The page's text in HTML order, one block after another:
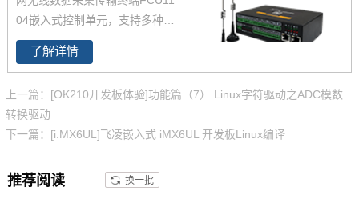
产品要求全部做隔离防护，测试
通过4级静电实验；支持双屏显
示，适用于工业物联网、边缘计
算、车载网关、快递柜、广告
机、新零售自助终端等领域
04嵌入式控制单元，支持多种网
络协议；工业网关集成8路RS48
5 /RS232、2路以太网、4G、Wi
业网关支持二次开发；智能网关,
采用全网通设计支持全网通4G模
块，默认Cat.1，兼容Cat.4。网
关采用低功耗设计并提供超级电
容，掉电数据不丢失，严格的接
了解详情
上一篇：[OK210开发板体验]功能篇（7） Linux字符驱动之ADC模数
转换驱动
下一篇：[i.MX6UL]飞凌嵌入式 iMX6UL 开发板Linux编译
推荐阅读 换一批